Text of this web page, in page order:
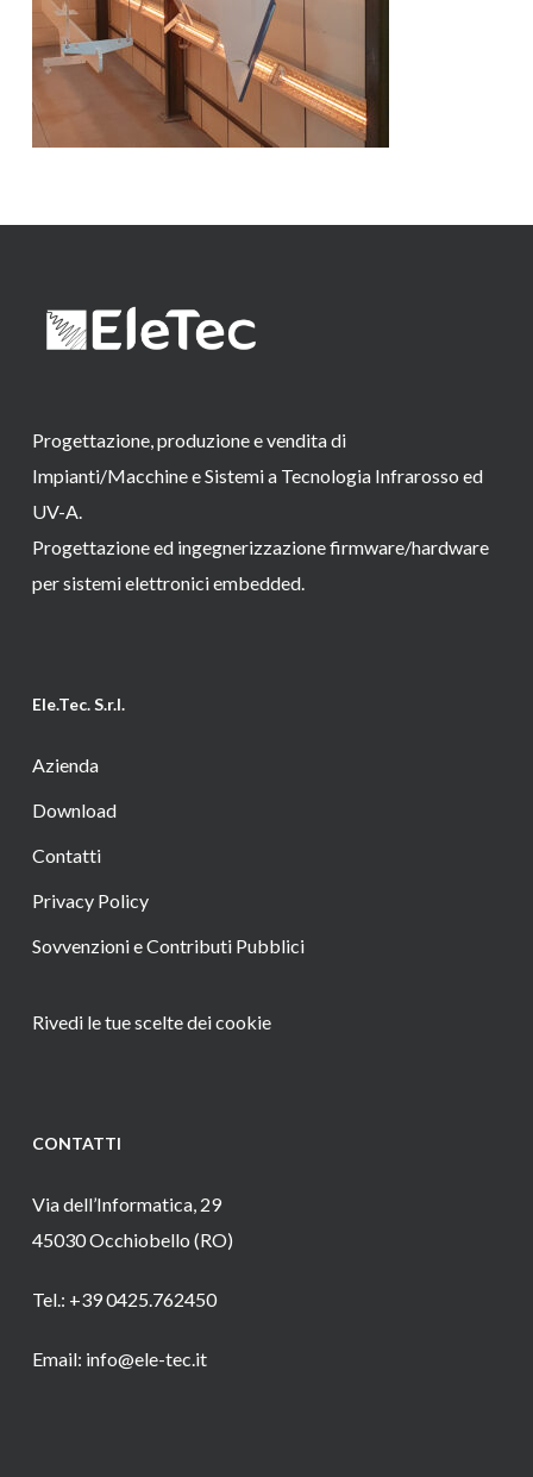
Progettazione, produzione e vendita di
Impianti/Macchine e Sistemi a Tecnologia Infrarosso ed
UV-A.
Progettazione ed ingegnerizzazione firmware/hardware
per sistemi elettronici embedded.
Ele.Tec. S.r.l.
Azienda
Download
Contatti
Privacy Policy
Sovvenzioni e Contributi Pubblici
Rivedi le tue scelte dei cookie
CONTATTI
Via dell’Informatica, 29
45030 Occhiobello (RO)
Tel.: +39 0425.762450
Email: info@ele-tec.it